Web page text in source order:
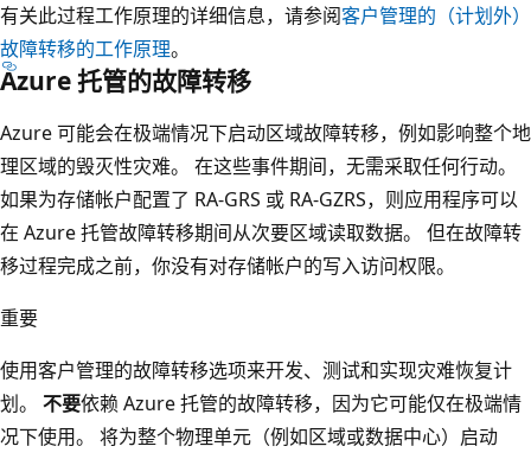
有关此过程工作原理的详细信息，请参阅客户管理的（计划外）
故障转移的工作原理。
Azure 托管的故障转移
Azure 可能会在极端情况下启动区域故障转移，例如影响整个地
理区域的毁灭性灾难。 在这些事件期间，无需采取任何行动。
如果为存储帐户配置了 RA-GRS 或 RA-GZRS，则应用程序可以
在 Azure 托管故障转移期间从次要区域读取数据。 但在故障转
移过程完成之前，你没有对存储帐户的写入访问权限。
重要
使用客户管理的故障转移选项来开发、测试和实现灾难恢复计
划。 不要依赖 Azure 托管的故障转移，因为它可能仅在极端情
况下使用。 将为整个物理单元（例如区域或数据中心）启动